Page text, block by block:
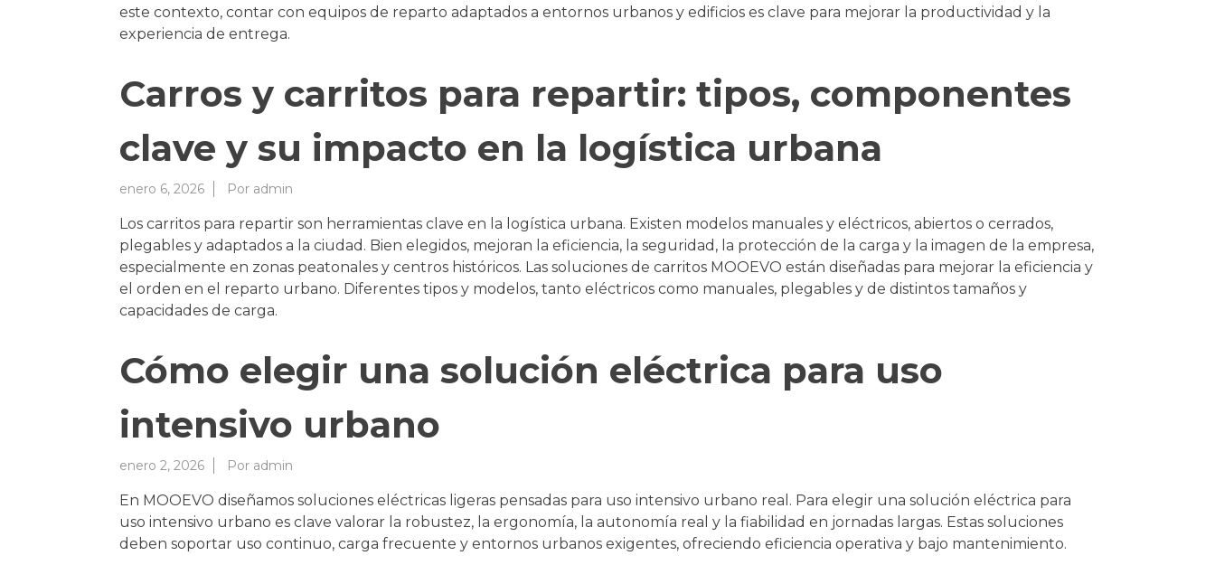
este contexto, contar con equipos de reparto adaptados a entornos urbanos y edificios es clave para mejorar la productividad y la
experiencia de entrega.
Carros y carritos para repartir: tipos, componentes
clave y su impacto en la logística urbana
enero 6, 2026 Por admin
Los carritos para repartir son herramientas clave en la logística urbana. Existen modelos manuales y eléctricos, abiertos o cerrados,
plegables y adaptados a la ciudad. Bien elegidos, mejoran la eficiencia, la seguridad, la protección de la carga y la imagen de la empresa,
especialmente en zonas peatonales y centros históricos. Las soluciones de carritos MOOEVO están diseñadas para mejorar la eficiencia y
el orden en el reparto urbano. Diferentes tipos y modelos, tanto eléctricos como manuales, plegables y de distintos tamaños y
capacidades de carga.
Cómo elegir una solución eléctrica para uso
intensivo urbano
enero 2, 2026 Por admin
En MOOEVO diseñamos soluciones eléctricas ligeras pensadas para uso intensivo urbano real. Para elegir una solución eléctrica para
uso intensivo urbano es clave valorar la robustez, la ergonomía, la autonomía real y la fiabilidad en jornadas largas. Estas soluciones
deben soportar uso continuo, carga frecuente y entornos urbanos exigentes, ofreciendo eficiencia operativa y bajo mantenimiento.